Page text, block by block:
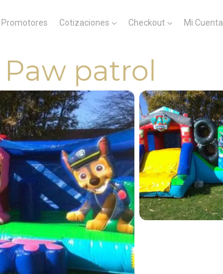
Promotores Cotizaciones Checkout Mi Cuenta
patrol